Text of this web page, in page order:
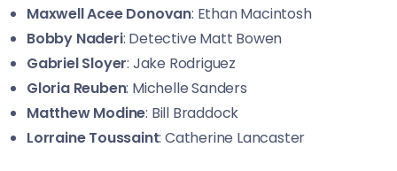
Maxwell Acee Donovan: Ethan Macintosh
Bobby Naderi: Detective Matt Bowen
Gabriel Sloyer: Jake Rodriguez
Gloria Reuben: Michelle Sanders
Matthew Modine: Bill Braddock
Lorraine Toussaint: Catherine Lancaster